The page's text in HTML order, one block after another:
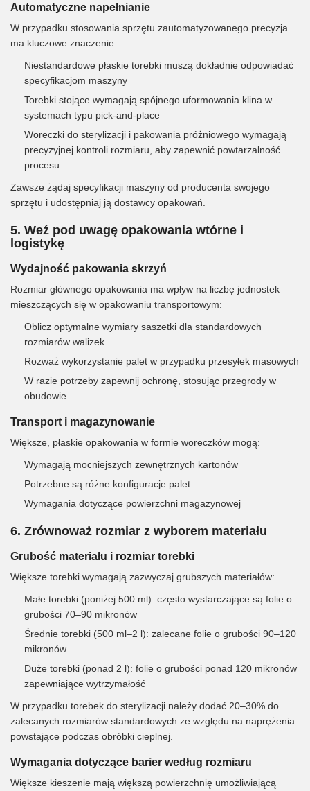
Automatyczne napełnianie
W przypadku stosowania sprzętu zautomatyzowanego precyzja
ma kluczowe znaczenie:
Niestandardowe płaskie torebki muszą dokładnie odpowiadać
specyfikacjom maszyny
Torebki stojące wymagają spójnego uformowania klina w
systemach typu pick-and-place
Woreczki do sterylizacji i pakowania próżniowego wymagają
precyzyjnej kontroli rozmiaru, aby zapewnić powtarzalność
procesu.
Zawsze żądaj specyfikacji maszyny od producenta swojego
sprzętu i udostępniaj ją dostawcy opakowań.
5. Weź pod uwagę opakowania wtórne i
logistykę
Wydajność pakowania skrzyń
Rozmiar głównego opakowania ma wpływ na liczbę jednostek
mieszczących się w opakowaniu transportowym:
Oblicz optymalne wymiary saszetki dla standardowych
rozmiarów walizek
Rozważ wykorzystanie palet w przypadku przesyłek masowych
W razie potrzeby zapewnij ochronę, stosując przegrody w
obudowie
Transport i magazynowanie
Większe, płaskie opakowania w formie woreczków mogą:
Wymagają mocniejszych zewnętrznych kartonów
Potrzebne są różne konfiguracje palet
Wymagania dotyczące powierzchni magazynowej
6. Zrównoważ rozmiar z wyborem materiału
Grubość materiału i rozmiar torebki
Większe torebki wymagają zazwyczaj grubszych materiałów:
Małe torebki (poniżej 500 ml): często wystarczające są folie o
grubości 70–90 mikronów
Średnie torebki (500 ml–2 l): zalecane folie o grubości 90–120
mikronów
Duże torebki (ponad 2 l): folie o grubości ponad 120 mikronów
zapewniające wytrzymałość
W przypadku torebek do sterylizacji należy dodać 20–30% do
zalecanych rozmiarów standardowych ze względu na naprężenia
powstające podczas obróbki cieplnej.
Wymagania dotyczące barier według rozmiaru
Większe kieszenie mają większą powierzchnię umożliwiającą